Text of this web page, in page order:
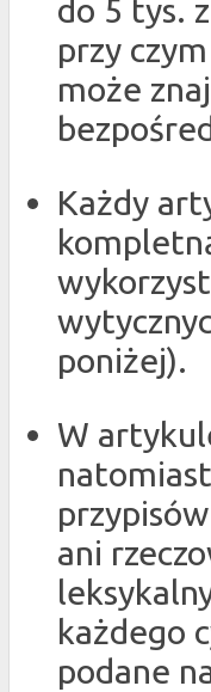
do 5 tys.
przy
może
Każdy
poniżej).
W
ani
każdego
podane